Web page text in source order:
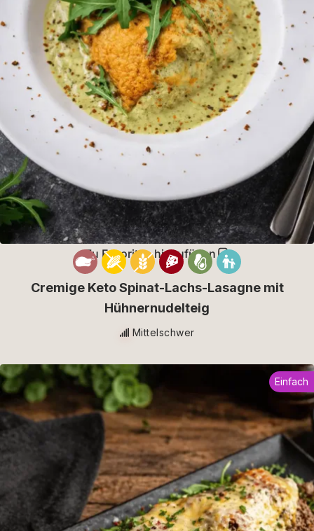
Zu Favoriten hinzufügen
Cremige Keto Spinat-Lachs-Lasagne mit
Hühnernudelteig
Mittelschwer
Einfach